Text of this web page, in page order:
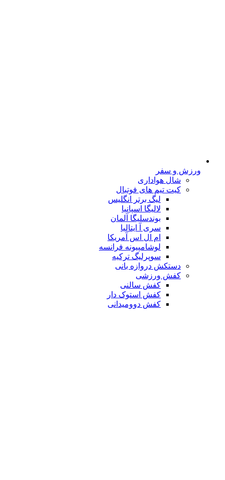
ورزش و سفر
شال هواداری
کیت تیم های فوتبال
لیگ برتر انگلیس
لالیگا اسپانیا
بوندسلیگا آلمان
سری آ ایتالیا
ام ال اس آمریکا
لوشامپیونه فرانسه
سوپرلیگ ترکیه
دستکش دروازه بانی
کفش ورزشی
کفش سالنی
کفش استوک دار
کفش دوومیدانی